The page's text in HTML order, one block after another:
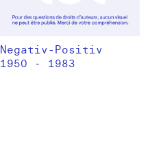
Negativ-Positiv
1950 - 1983